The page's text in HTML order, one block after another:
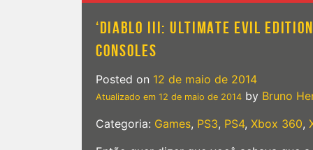
‘DIABLO III: ULTIMATE EVIL
CONSOLES
Posted on 12 de maio de 2014
Atualizado em 12 de maio de 2014 by Bruno
Categoria: Games, PS3, PS4, Xbox 360,